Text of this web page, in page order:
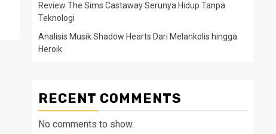
Review The Sims Castaway Serunya Hidup Tanpa
Teknologi
Analisis Musik Shadow Hearts Dari Melankolis hingga
Heroik
RECENT COMMENTS
No comments to show.